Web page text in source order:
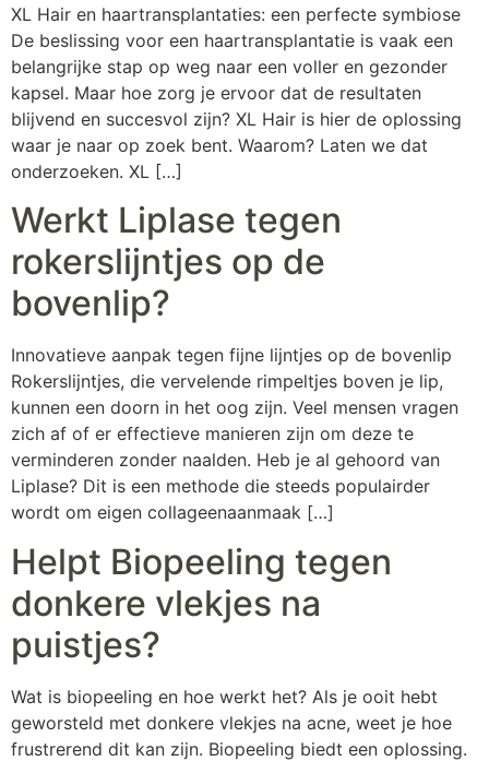
XL Hair en haartransplantaties: een perfecte symbiose
De beslissing voor een haartransplantatie is vaak een
belangrijke stap op weg naar een voller en gezonder
kapsel. Maar hoe zorg je ervoor dat de resultaten
blijvend en succesvol zijn? XL Hair is hier de oplossing
waar je naar op zoek bent. Waarom? Laten we dat
onderzoeken. XL […]
Werkt Liplase tegen
rokerslijntjes op de
bovenlip?
Innovatieve aanpak tegen fijne lijntjes op de bovenlip
Rokerslijntjes, die vervelende rimpeltjes boven je lip,
kunnen een doorn in het oog zijn. Veel mensen vragen
zich af of er effectieve manieren zijn om deze te
verminderen zonder naalden. Heb je al gehoord van
Liplase? Dit is een methode die steeds populairder
wordt om eigen collageenaanmaak […]
Helpt Biopeeling tegen
donkere vlekjes na
puistjes?
Wat is biopeeling en hoe werkt het? Als je ooit hebt
geworsteld met donkere vlekjes na acne, weet je hoe
frustrerend dit kan zijn. Biopeeling biedt een oplossing.